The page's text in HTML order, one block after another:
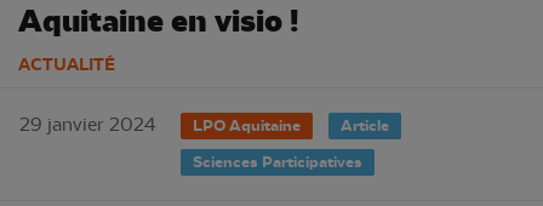
Aquitaine en visio !
ACTUALITÉ
29 janvier 2024 LPO Aquitaine
Article
Sciences Participatives